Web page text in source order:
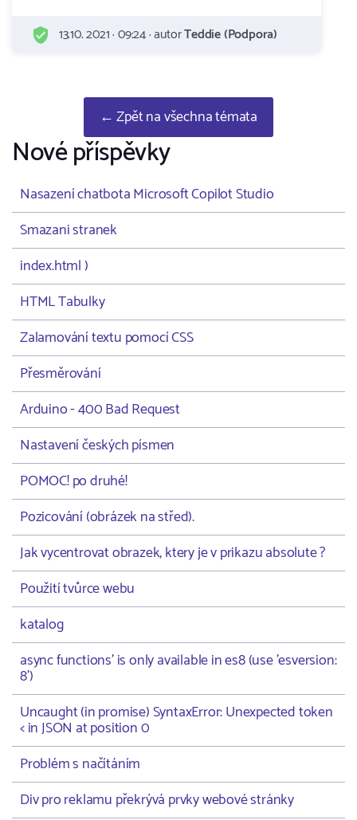
13.10. 2021 · 09:24 · autorTeddie (Podpora)
← Zpět na všechna témata
Nové příspěvky
Nasazení chatbota Microsoft Copilot Studio
Smazani stranek
index.html )
HTML Tabulky
Zalamování textu pomocí CSS
Přesměrování
Arduino - 400 Bad Request
Nastavení českých písmen
POMOC! po druhé!
Pozicování (obrázek na střed).
Jak vycentrovat obrazek, ktery je v prikazu absolute ?
Použití tvůrce webu
katalog
async functions' is only available in es8 (use 'esversion:
8')
Uncaught (in promise) SyntaxError: Unexpected token
< in JSON at position 0
Problém s načítáním
Div pro reklamu překrývá prvky webové stránky